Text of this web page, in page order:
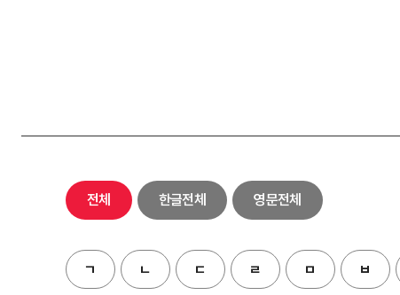
전체 한글전체 영문전체
ㄱ ㄴ ㄷ ㄹ ㅁ ㅂ